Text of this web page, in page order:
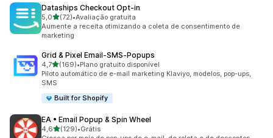
Dataships Checkout Opt‑in
5,0de 5 estrelas
(72)
72 avaliações ao todo
•Avaliação gratuita
Aumente a receita otimizando a coleta de consentimento de
marketing
Grid & Pixel Email‑SMS‑Popups
4,7de 5 estrelas
(169)
169 avaliações ao todo
•Plano gratuito disponível
Piloto automático de e-mail marketing Klaviyo, modelos, pop-ups,
SMS
Built for Shopify
EA • Email Popup & Spin Wheel
4,6de 5 estrelas
(129)
129 avaliações ao todo
•Grátis